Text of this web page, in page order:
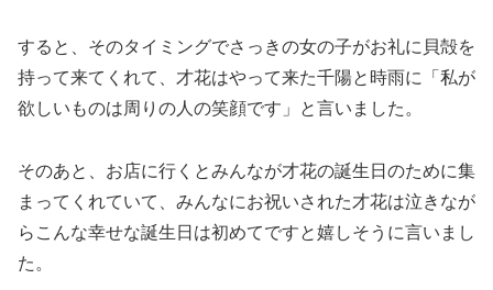
すると、そのタイミングでさっきの女の子がお礼に貝殻を
持って来てくれて、才花はやって来た千陽と時雨に「私が
欲しいものは周りの人の笑顔です」と言いました。
そのあと、お店に行くとみんなが才花の誕生日のために集
まってくれていて、みんなにお祝いされた才花は泣きなが
らこんな幸せな誕生日は初めてですと嬉しそうに言いまし
た。